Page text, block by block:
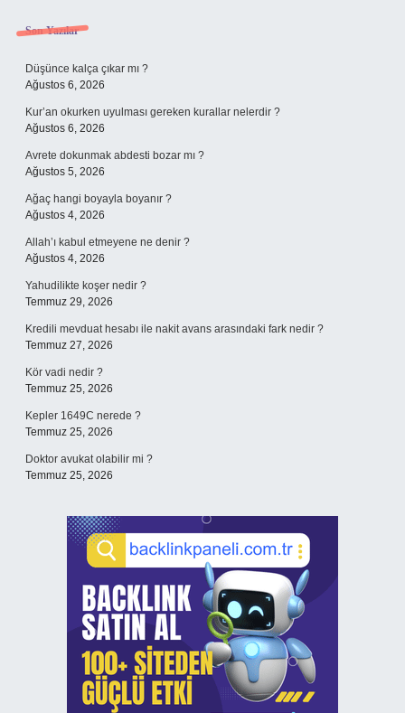
Sidebar
Son Yazılar
Düşünce kalça çıkar mı ?
Ağustos 6, 2026
Kur’an okurken uyulması gereken kurallar nelerdir ?
Ağustos 6, 2026
Avrete dokunmak abdesti bozar mı ?
Ağustos 5, 2026
Ağaç hangi boyayla boyanır ?
Ağustos 4, 2026
Allah’ı kabul etmeyene ne denir ?
Ağustos 4, 2026
Yahudilikte koşer nedir ?
Temmuz 29, 2026
Kredili mevduat hesabı ile nakit avans arasındaki fark nedir ?
Temmuz 27, 2026
Kör vadi nedir ?
Temmuz 25, 2026
Kepler 1649C nerede ?
Temmuz 25, 2026
Doktor avukat olabilir mi ?
Temmuz 25, 2026